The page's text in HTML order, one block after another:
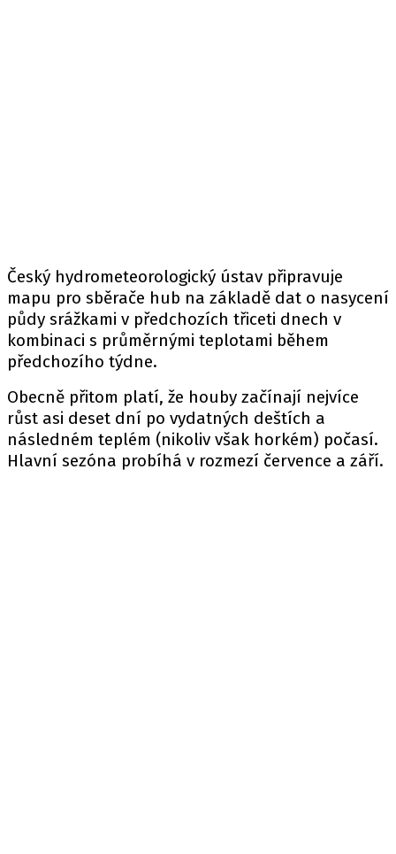
Český hydrometeorologický ústav připravuje
mapu pro sběrače hub na základě dat o nasycení
půdy srážkami v předchozích třiceti dnech v
kombinaci s průměrnými teplotami během
předchozího týdne.
Obecně přitom platí, že houby začínají nejvíce
růst asi deset dní po vydatných deštích a
následném teplém (nikoliv však horkém) počasí.
Hlavní sezóna probíhá v rozmezí července a září.